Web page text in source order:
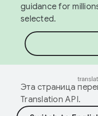
guidance for
selected.
Эта страница
Translation API.